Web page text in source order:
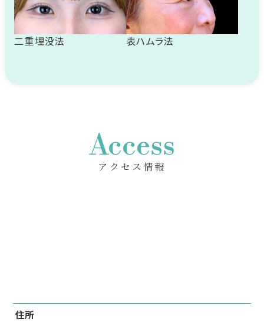
二重埋没法 表ハムラ法
Access
アクセス情報
住所